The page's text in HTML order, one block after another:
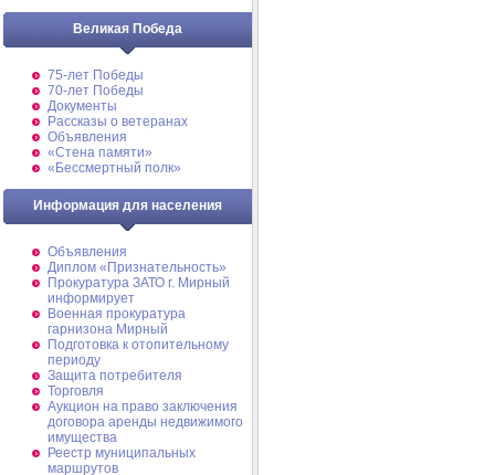
Великая Победа
75-лет Победы
70-лет Победы
Документы
Рассказы о ветеранах
Объявления
«Стена памяти»
«Бессмертный полк»
Информация для населения
Объявления
Диплом «Признательность»
Прокуратура ЗАТО г. Мирный
информирует
Военная прокуратура
гарнизона Мирный
Подготовка к отопительному
периоду
Защита потребителя
Торговля
Аукцион на право заключения
договора аренды недвижимого
имущества
Реестр муниципальных
маршрутов